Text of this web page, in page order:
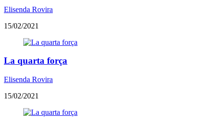
Elisenda Rovira
15/02/2021
La quarta força
Elisenda Rovira
15/02/2021